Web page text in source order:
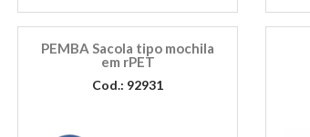
PEMBA Sacola tipo mochila
em rPET
Cod.: 92931